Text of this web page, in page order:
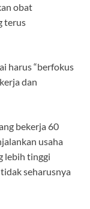
obat
terus
harus “berfokus
dan
bekerja 60
usaha
lebih tinggi
seharusnya